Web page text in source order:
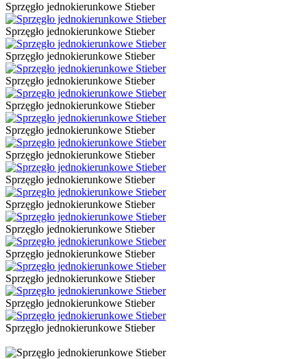
Sprzęgło jednokierunkowe Stieber
Sprzęgło jednokierunkowe Stieber
Sprzęgło jednokierunkowe Stieber
Sprzęgło jednokierunkowe Stieber
Sprzęgło jednokierunkowe Stieber
Sprzęgło jednokierunkowe Stieber
Sprzęgło jednokierunkowe Stieber
Sprzęgło jednokierunkowe Stieber
Sprzęgło jednokierunkowe Stieber
Sprzęgło jednokierunkowe Stieber
Sprzęgło jednokierunkowe Stieber
Sprzęgło jednokierunkowe Stieber
Sprzęgło jednokierunkowe Stieber
Sprzęgło jednokierunkowe Stieber